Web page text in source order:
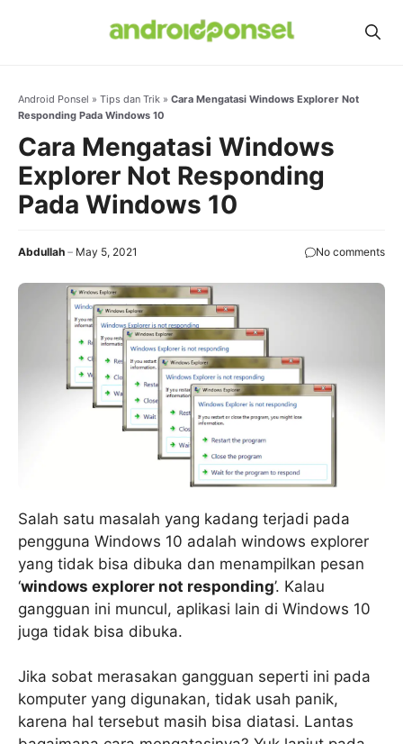
Android Ponsel » Tips dan Trik » Cara Mengatasi Windows Explorer Not
Responding Pada Windows 10
Cara Mengatasi Windows
Explorer Not Responding
Pada Windows 10
Abdullah May 5, 2021 No comments
Salah satu masalah yang kadang terjadi pada
pengguna Windows 10 adalah windows explorer
yang tidak bisa dibuka dan menampilkan pesan
‘windows explorer not responding’. Kalau
gangguan ini muncul, aplikasi lain di Windows 10
juga tidak bisa dibuka.
Jika sobat merasakan gangguan seperti ini pada
komputer yang digunakan, tidak usah panik,
karena hal tersebut masih bisa diatasi. Lantas